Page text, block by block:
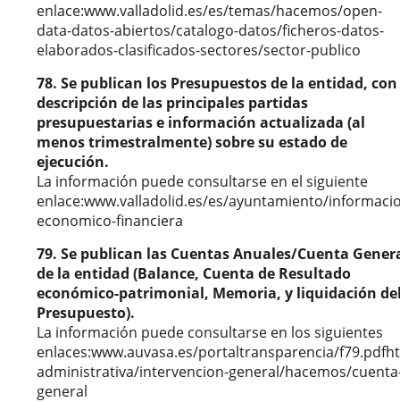
enlace:www.valladolid.es/es/temas/hacemos/open-
data-datos-abiertos/catalogo-datos/ficheros-datos-
elaborados-clasificados-sectores/sector-publico
78. Se publican los Presupuestos de la entidad, con
descripción de las principales partidas
presupuestarias e información actualizada (al
menos trimestralmente) sobre su estado de
ejecución.
La información puede consultarse en el siguiente
enlace:www.valladolid.es/es/ayuntamiento/
economico-financiera
79. Se publican las Cuentas Anuales/Cuenta
de la entidad (Balance, Cuenta de Resultado
económico-patrimonial, Memoria, y liquidación
Presupuesto).
La información puede consultarse en los siguientes
enlaces:www.auvasa.es/portaltransparencia/
administrativa/intervencion-general/hacemos/
general